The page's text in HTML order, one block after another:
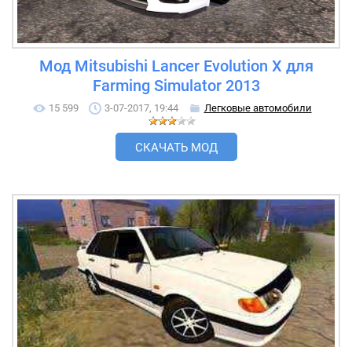
Мод Mitsubishi Lancer Evolution X для
Farming Simulator 2013
15 599 3-07-2017, 19:44 Легковые автомобили
СКАЧАТЬ МОД